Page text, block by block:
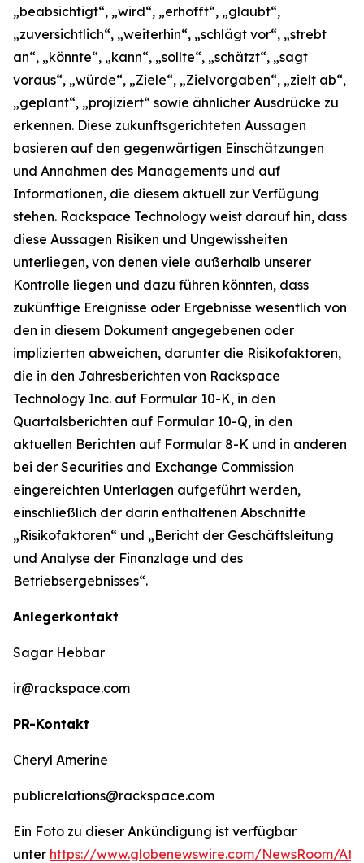
„beabsichtigt“, „wird“, „erhofft“, „glaubt“,
„zuversichtlich“, „weiterhin“, „schlägt vor“, „strebt
an“, „könnte“, „kann“, „sollte“, „schätzt“, „sagt
voraus“, „würde“, „Ziele“, „Zielvorgaben“, „zielt ab“,
„geplant“, „projiziert“ sowie ähnlicher Ausdrücke zu
erkennen. Diese zukunftsgerichteten Aussagen
basieren auf den gegenwärtigen Einschätzungen
und Annahmen des Managements und auf
Informationen, die diesem aktuell zur Verfügung
stehen. Rackspace Technology weist darauf hin, dass
diese Aussagen Risiken und Ungewissheiten
unterliegen, von denen viele außerhalb unserer
Kontrolle liegen und dazu führen könnten, dass
zukünftige Ereignisse oder Ergebnisse wesentlich von
den in diesem Dokument angegebenen oder
implizierten abweichen, darunter die Risikofaktoren,
die in den Jahresberichten von Rackspace
Technology Inc. auf Formular 10-K, in den
Quartalsberichten auf Formular 10-Q, in den
aktuellen Berichten auf Formular 8-K und in anderen
bei der Securities and Exchange Commission
eingereichten Unterlagen aufgeführt werden,
einschließlich der darin enthaltenen Abschnitte
„Risikofaktoren“ und „Bericht der Geschäftsleitung
und Analyse der Finanzlage und des
Betriebsergebnisses“.
Anlegerkontakt
Sagar Hebbar
ir@rackspace.com
PR-Kontakt
Cheryl Amerine
publicrelations@rackspace.com
Ein Foto zu dieser Ankündigung ist verfügbar
unter https://www.globenewswire.com/NewsRoom/